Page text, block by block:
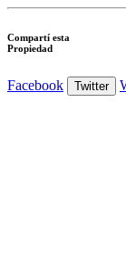
Compartí esta
Propiedad
Facebook Twitter